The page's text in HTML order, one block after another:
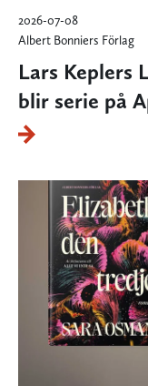
2026-07-08
Albert Bonniers Förlag
Lars Keplers
blir serie på